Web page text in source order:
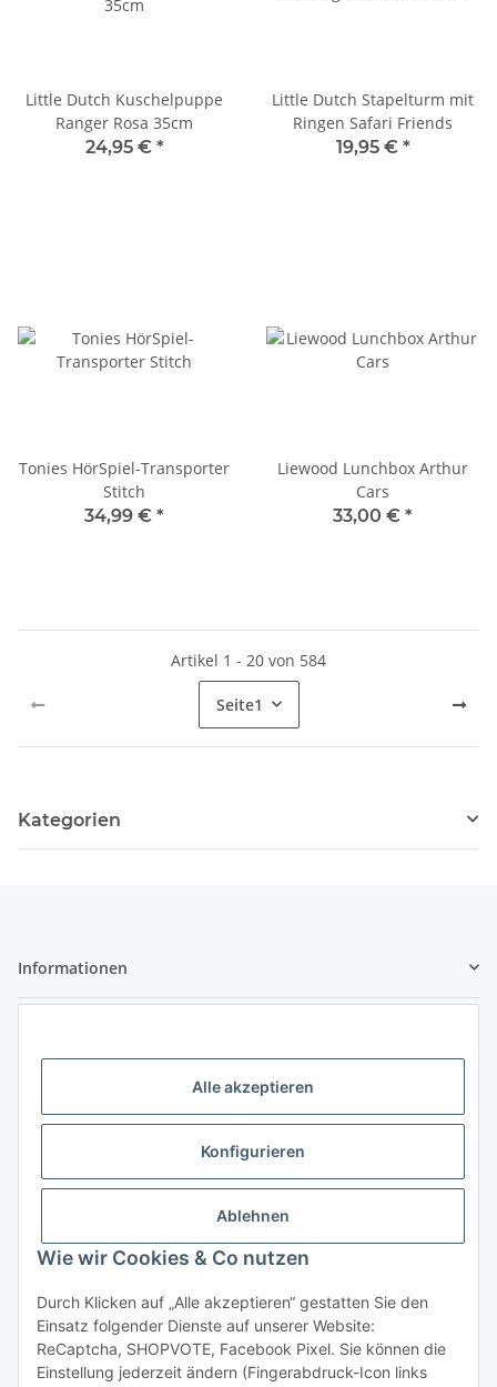
Alle akzeptieren
Konfigurieren
Ablehnen
Wie wir Cookies & Co nutzen
Durch Klicken auf „Alle akzeptieren“ gestatten Sie den
Einsatz folgender Dienste auf unserer Website:
ReCaptcha, SHOPVOTE, Facebook Pixel. Sie können die
Einstellung jederzeit ändern (Fingerabdruck-Icon links
Little Dutch Kuschelpuppe
Ranger Rosa 35cm
24,95 € *
Little Dutch Stapelturm mit
Ringen Safari Friends
19,95 € *
Tonies HörSpiel-Transporter
Stitch
34,99 € *
Liewood Lunchbox Arthur
Cars
33,00 € *
Artikel 1 - 20 von 584
Seite1
Kategorien
Informationen
Little Pippa - Inh. Philippa Bach
47269 Duisburg
E-Mail: hallo@littlepippa.de
Vertrag widerrufen